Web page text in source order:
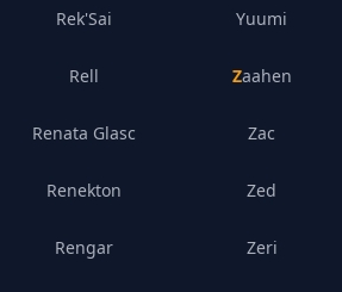
Rek'Sai
Rell
Renata Glasc
Renekton
Rengar
Yuumi
Zaahen
Zac
Zed
Zeri